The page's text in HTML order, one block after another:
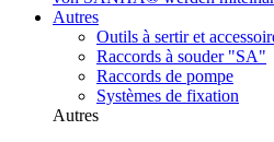
Autres
Outils à sertir et
Raccords à souder "SA"
Raccords de pompe
Systèmes de fixation
Autres